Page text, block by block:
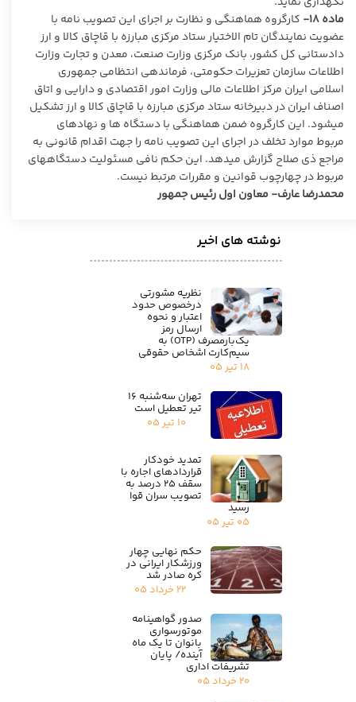
ماده ۱۸-
کارگروه هماهنگی و نظارت بر اجرای این تصویب نامه با
عضویت نمایندگان تام الاختیار ستاد مرکزی مبارزه با قاچاق کالا و ارز
دادستانی کل کشور، بانک مرکزی وزارت صنعت، معدن و تجارت وزارت
اطلاعات سازمان تعزیرات حکومتی، فرماندهی انتظامی جمهوری
اسلامی ایران مرکز اطلاعات مالی وزارت امور اقتصادی و دارایی و اتاق
اصناف ایران در دبیرخانه ستاد مرکزی مبارزه با قاچاق کالا و ارز تشکیل
میشود. این کارگروه ضمن هماهنگی با دستگاه ها و نهادهای
مربوط موارد تخلف در اجرای این تصویب نامه را جهت اقدام قانونی به
مراجع ذی صلاح گزارش میدهد. این حکم نافی مسئولیت دستگاههای
مربوط در چهارچوب قوانین و مقررات مرتبط نیست.
محمدرضا عارف- معاون اول رئیس جمهور
نوشته های اخیر
نظریه مشورتی
درخصوص حدود
اعتبار و نحوه
ارسال رمز
یک‌بارمصرف (OTP) به
سیم‌کارت اشخاص حقوقی
۱۸ تیر ۰۵
تهران سه‌شنبه ۱۶
تیر تعطیل است
۱۰ تیر ۰۵
تمدید خودکار
قراردادهای اجاره با
سقف ۲۵ درصد به
تصویب سران قوا
رسید
۰۵ تیر ۰۵
حکم نهایی چهار
ورزشکار ایرانی در
کره صادر شد
۲۲ خرداد ۰۵
صدور گواهینامه
موتورسواری
بانوان تا یک ماه
آینده/ پایان
تشریفات اداری
۲۰ خرداد ۰۵